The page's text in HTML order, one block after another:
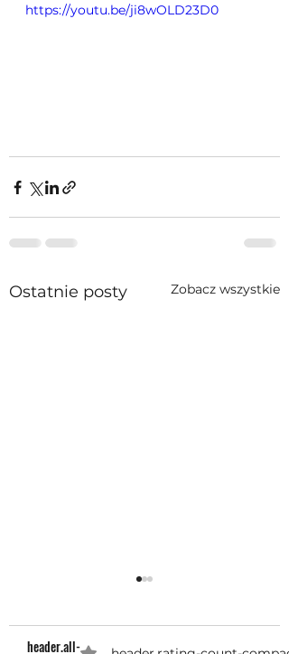
https://youtu.be/ji8wOLD23D0
Ostatnie posty Zobacz wszystkie
header.all-